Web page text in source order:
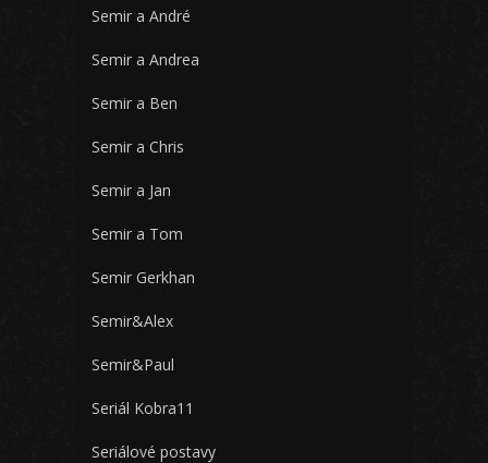
Semir a André
Semir a Andrea
Semir a Ben
Semir a Chris
Semir a Jan
Semir a Tom
Semir Gerkhan
Semir&Alex
Semir&Paul
Seriál Kobra11
Seriálové postavy